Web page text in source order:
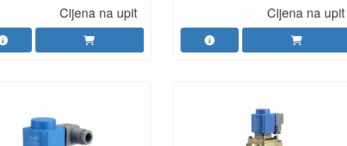
Cijena na upit Cijena na upit